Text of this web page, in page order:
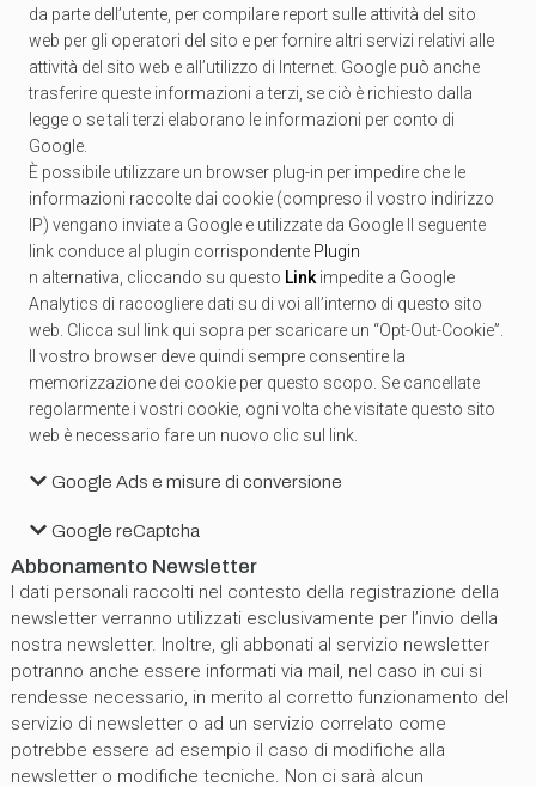
da parte dell’utente, per compilare report sulle attività del sito
web per gli operatori del sito e per fornire altri servizi relativi alle
attività del sito web e all’utilizzo di Internet. Google può anche
trasferire queste informazioni a terzi, se ciò è richiesto dalla
legge o se tali terzi elaborano le informazioni per conto di
Google.
È possibile utilizzare un browser plug-in per impedire che le
informazioni raccolte dai cookie (compreso il vostro indirizzo
IP) vengano inviate a Google e utilizzate da Google Il seguente
link conduce al plugin corrispondente Plugin
n alternativa, cliccando su questo Linkimpedite a Google
Analytics di raccogliere dati su di voi all’interno di questo sito
web. Clicca sul link qui sopra per scaricare un “Opt-Out-Cookie”.
Il vostro browser deve quindi sempre consentire la
memorizzazione dei cookie per questo scopo. Se cancellate
regolarmente i vostri cookie, ogni volta che visitate questo sito
web è necessario fare un nuovo clic sul link.
Google Ads e misure di conversione
Google reCaptcha
Abbonamento Newsletter
I dati personali raccolti nel contesto della registrazione della
newsletter verranno utilizzati esclusivamente per l’invio della
nostra newsletter. Inoltre, gli abbonati al servizio newsletter
potranno anche essere informati via mail, nel caso in cui si
rendesse necessario, in merito al corretto funzionamento del
servizio di newsletter o ad un servizio correlato come
potrebbe essere ad esempio il caso di modifiche alla
newsletter o modifiche tecniche. Non ci sarà alcun